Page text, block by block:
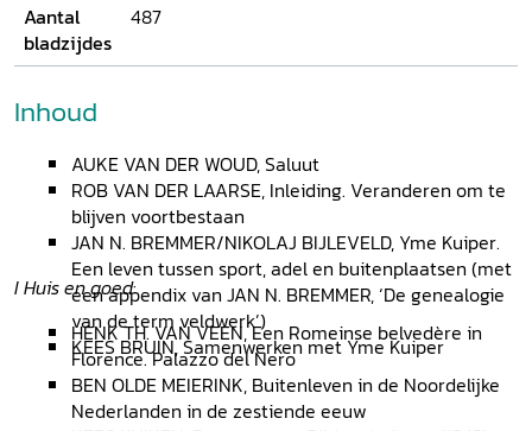
Aantal
bladzijdes
487
Inhoud
AUKE VAN DER WOUD, Saluut
ROB VAN DER LAARSE, Inleiding. Veranderen om te
blijven voortbestaan
JAN N. BREMMER/NIKOLAJ BIJLEVELD, Yme Kuiper.
Een leven tussen sport, adel en buitenplaatsen (met
een appendix van JAN N. BREMMER, ‘De genealogie
van de term veldwerk’)
KEES BRUIN, Samenwerken met Yme Kuiper
I Huis en goed:
HENK TH. VAN VEEN, Een Romeinse belvedère in
Florence. Palazzo del Nero
BEN OLDE MEIERINK, Buitenleven in de Noordelijke
Nederlanden in de zestiende eeuw